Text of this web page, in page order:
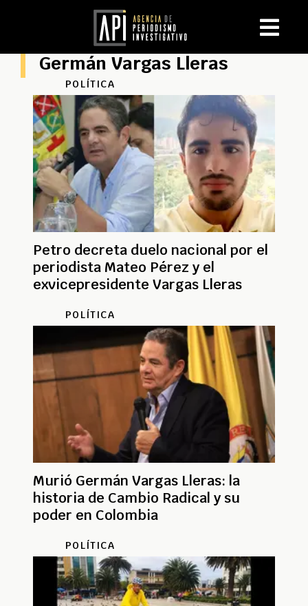
Germán Vargas Lleras
POLÍTICA
Petro decreta duelo nacional por el
periodista Mateo Pérez y el
exvicepresidente Vargas Lleras
POLÍTICA
Murió Germán Vargas Lleras: la
historia de Cambio Radical y su
poder en Colombia
POLÍTICA